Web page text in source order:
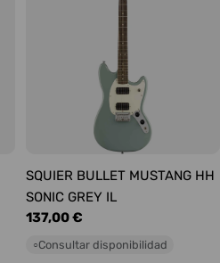
SQUIER BULLET MUSTANG HH
SONIC GREY IL
Precio
habitual
137,00 €
○Consultar disponibilidad